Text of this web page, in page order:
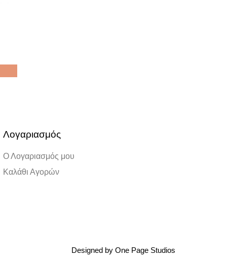
Λογαριασμός
Ο Λογαριασμός μου
Καλάθι Αγορών
Designed by One Page Studios